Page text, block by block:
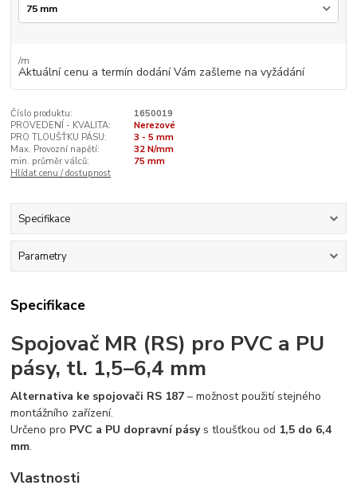
/m
Aktuální cenu a termín dodání Vám zašleme na vyžádání
Číslo produktu:
1650019
PROVEDENÍ - KVALITA:
Nerezové
PRO TLOUŠŤKU PÁSU:
3 - 5 mm
Max. Provozní napětí:
32 N/mm
min. průměr válců:
75 mm
Hlídat cenu / dostupnost
Specifikace
Parametry
Specifikace
Spojovač MR (RS) pro PVC a PU
pásy, tl. 1,5–6,4 mm
Alternativa ke spojovači RS 187 – možnost použití stejného
montážního zařízení.
Určeno pro PVC a PU dopravní pásys tloušťkou od 1,5 do 6,4
mm.
Vlastnosti